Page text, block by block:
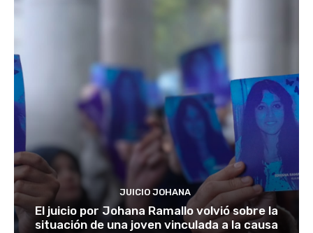
JUICIO JOHANA
El juicio por Johana Ramallo volvió sobre la
situación de una joven vinculada a la causa